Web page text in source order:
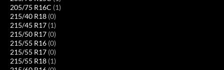
205/75 R16C (1)
215/40 R18 (0)
215/45 R17 (1)
215/50 R17 (0)
215/55 R16 (0)
215/55 R17 (0)
215/55 R18 (1)